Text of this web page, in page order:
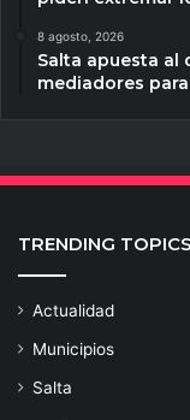
8 agosto, 2026
Salta apuesta al
mediadores
TRENDING TOPICS
Actualidad
Municipios
Salta